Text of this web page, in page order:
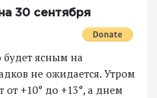
30 сентября
будет ясным на
не ожидается. Утром
от +10° до +13°, а днем